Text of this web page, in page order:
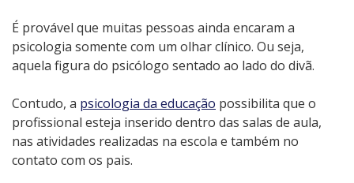
É provável que muitas pessoas ainda encaram a
psicologia somente com um olhar clínico. Ou seja,
aquela figura do psicólogo sentado ao lado do divã.
Contudo, a psicologia da educação possibilita que o
profissional esteja inserido dentro das salas de aula,
nas atividades realizadas na escola e também no
contato com os pais.